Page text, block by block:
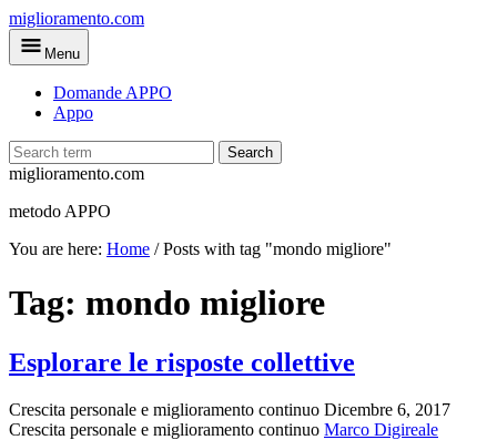
Skip
to
main
miglioramento.com
Menu
Domande APPO
Appo
Search
miglioramento.com
metodo APPO
You are here: Home /Posts with tag "mondo migliore"
Tag: mondo migliore
Esplorare le risposte collettive
Crescita personale e miglioramento continuo Dicembre 6, 2017
Crescita personale e miglioramento continuo Marco Digireale